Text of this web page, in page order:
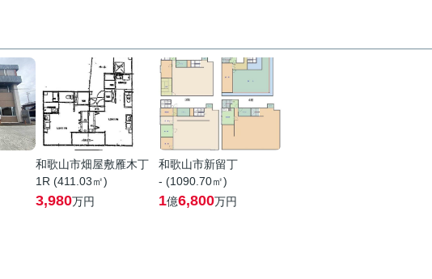
和歌山市畑屋敷雁木丁
1R (411.03㎡)
3,980万円
和歌山市新留丁
- (1090.70㎡)
1億6,800万円